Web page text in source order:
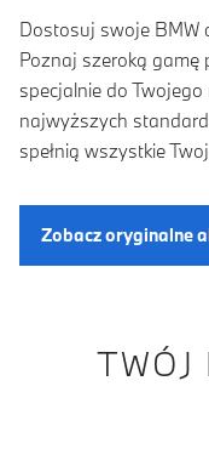
Dostosuj swoje BMW
Poznaj szeroką
specjalnie do
najwyższych
spełnią wszystkie
Zobacz oryginalne
TWÓJ